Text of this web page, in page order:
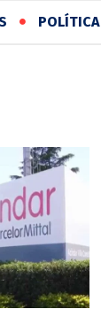
POLÍTICA